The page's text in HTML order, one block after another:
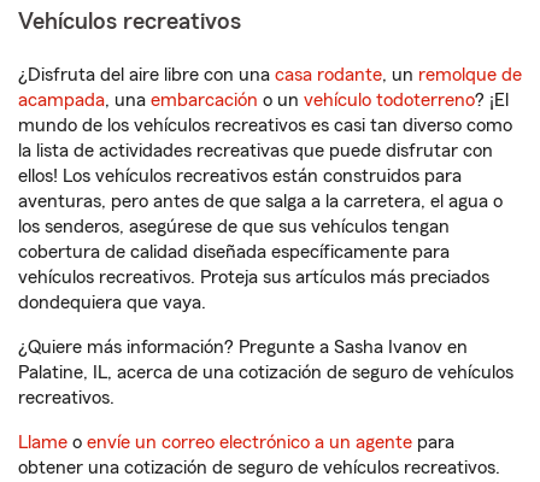
Vehículos recreativos
¿Disfruta del aire libre con una casa rodante, un remolque de
acampada, una embarcación o un vehículo todoterreno? ¡El
mundo de los vehículos recreativos es casi tan diverso como
la lista de actividades recreativas que puede disfrutar con
ellos! Los vehículos recreativos están construidos para
aventuras, pero antes de que salga a la carretera, el agua o
los senderos, asegúrese de que sus vehículos tengan
cobertura de calidad diseñada específicamente para
vehículos recreativos. Proteja sus artículos más preciados
dondequiera que vaya.
¿Quiere más información? Pregunte a Sasha Ivanov en
Palatine, IL, acerca de una cotización de seguro de vehículos
recreativos.
Llame o envíe un correo electrónico a un agente para
obtener una cotización de seguro de vehículos recreativos.